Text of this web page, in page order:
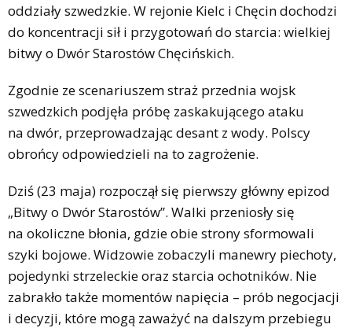
oddziały szwedzkie. W rejonie Kielc i Chęcin dochodzi
do koncentracji sił i przygotowań do starcia: wielkiej
bitwy o Dwór Starostów Chęcińskich.
Zgodnie ze scenariuszem straż przednia wojsk
szwedzkich podjęła próbę zaskakującego ataku
na dwór, przeprowadzając desant z wody. Polscy
obrońcy odpowiedzieli na to zagrożenie.
Dziś (23 maja) rozpoczął się pierwszy główny epizod
„Bitwy o Dwór Starostów”. Walki przeniosły się
na okoliczne błonia, gdzie obie strony sformowali
szyki bojowe. Widzowie zobaczyli manewry piechoty,
pojedynki strzeleckie oraz starcia ochotników. Nie
zabrakło także momentów napięcia – prób negocjacji
i decyzji, które mogą zaważyć na dalszym przebiegu